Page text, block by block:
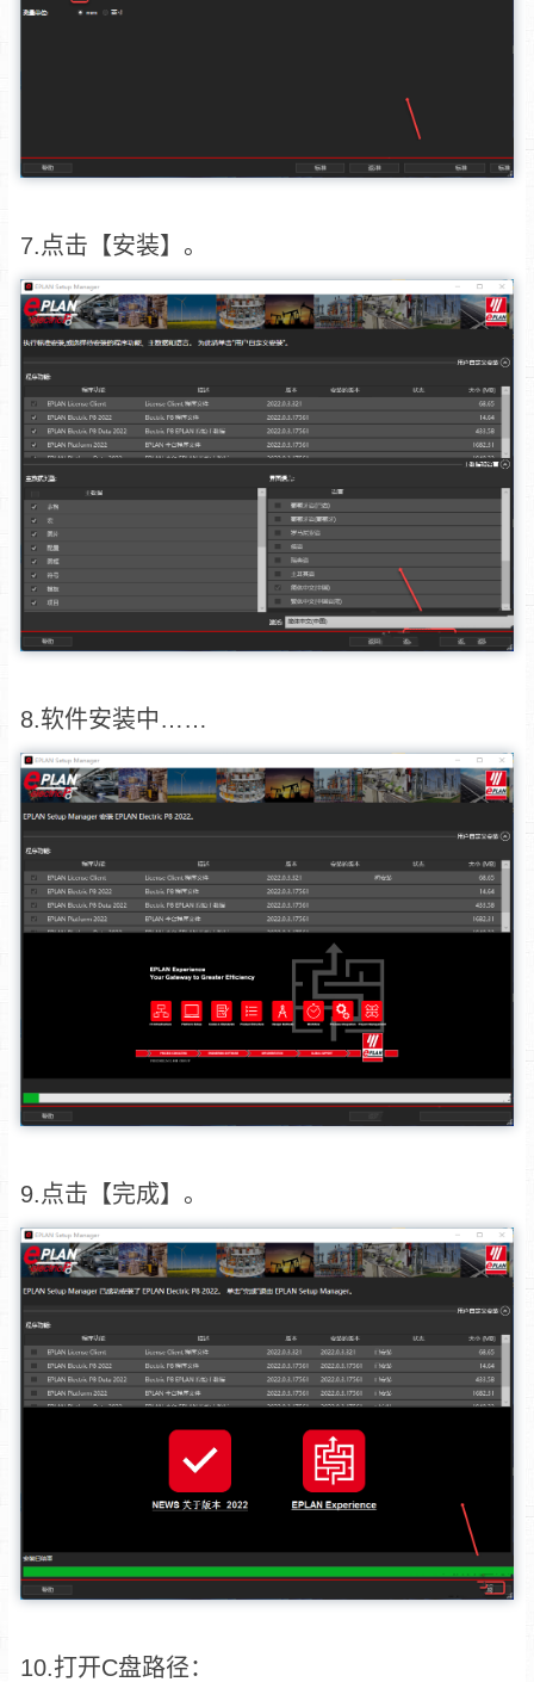
7.点击【安装】。
8.软件安装中……
9.点击【完成】。
10.打开C盘路径：